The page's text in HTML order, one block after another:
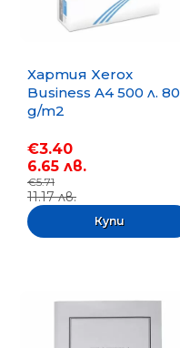
Хартия Xerox
Business A4 500 л. 80
g/m2
€3.40
6.65 лв.
€5.71
11.17 лв.